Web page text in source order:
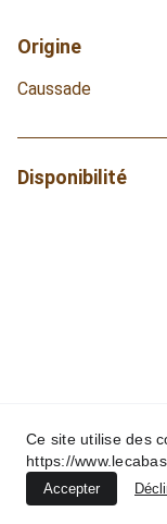
Origine
Caussade
Disponibilité
Contacts :
email :
Tél :
Ce site utilise des
https://
Accepter